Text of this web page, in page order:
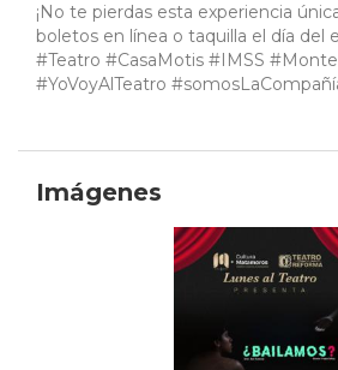
¡No te pierdas esta experiencia
boletos en línea o taquilla el día del
#Teatro #CasaMotis #IMSS
#YoVoyAlTeatro
Imágenes